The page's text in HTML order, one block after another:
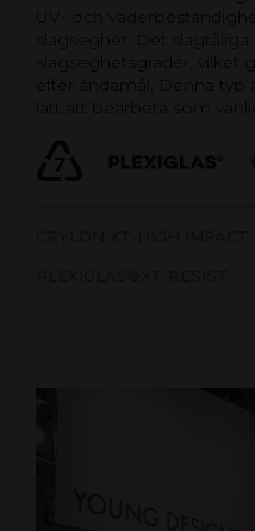
UV- och
slagseghet. Det
slagseghetsgrader, vilket
efter ändamål. Denna typ
lätt att bearbeta som